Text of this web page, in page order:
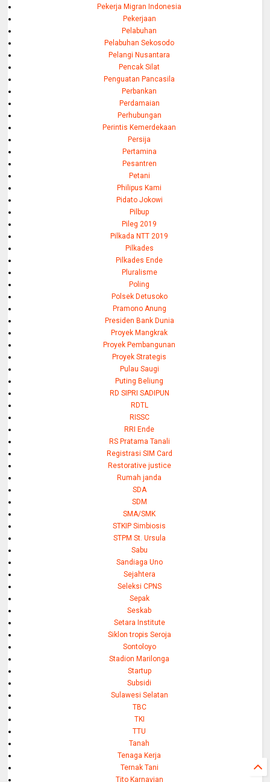
Pekerja Migran Indonesia
Pekerjaan
Pelabuhan
Pelabuhan Sekosodo
Pelangi Nusantara
Pencak Silat
Penguatan Pancasila
Perbankan
Perdamaian
Perhubungan
Perintis Kemerdekaan
Persija
Pertamina
Pesantren
Petani
Philipus Kami
Pidato Jokowi
Pilbup
Pileg 2019
Pilkada NTT 2019
Pilkades
Pilkades Ende
Pluralisme
Poling
Polsek Detusoko
Pramono Anung
Presiden Bank Dunia
Proyek Mangkrak
Proyek Pembangunan
Proyek Strategis
Pulau Saugi
Puting Beliung
RD SIPRI SADIPUN
RDTL
RISSC
RRI Ende
RS Pratama Tanali
Registrasi SIM Card
Restorative justice
Rumah janda
SDA
SDM
SMA/SMK
STKIP Simbiosis
STPM St. Ursula
Sabu
Sandiaga Uno
Sejahtera
Seleksi CPNS
Sepak
Seskab
Setara Institute
Siklon tropis Seroja
Sontoloyo
Stadion Marilonga
Startup
Subsidi
Sulawesi Selatan
TBC
TKI
TTU
Tanah
Tenaga Kerja
Ternak Tani
Tito Karnavian